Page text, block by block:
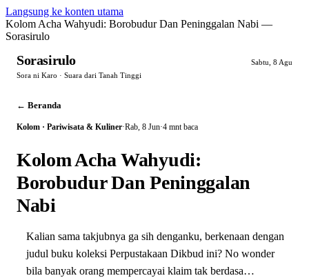
Langsung ke konten utama
Kolom Acha Wahyudi: Borobudur Dan Peninggalan Nabi —
Sorasirulo
Sorasirulo
Sabtu, 8 Agu
Sora ni Karo · Suara dari Tanah Tinggi
← Beranda
Kolom · Pariwisata & Kuliner·Rab, 8 Jun·4 mnt baca
Kolom Acha Wahyudi:
Borobudur Dan Peninggalan
Nabi
Kalian sama takjubnya ga sih denganku, berkenaan dengan
judul buku koleksi Perpustakaan Dikbud ini? No wonder
bila banyak orang mempercayai klaim tak berdasa…